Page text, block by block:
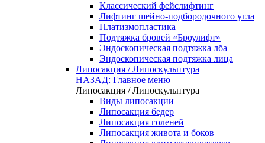
Классический фейслифтинг
Лифтинг шейно-подбородочного угла
Платизмопластика
Подтяжка бровей «Броулифт»
Эндоскопическая подтяжка лба
Эндоскопическая подтяжка лица
Липосакция / Липоскульптура
НАЗАД: Главное меню
Липосакция / Липоскульптура
Виды липосакции
Липосакция бедер
Липосакция голеней
Липосакция живота и боков